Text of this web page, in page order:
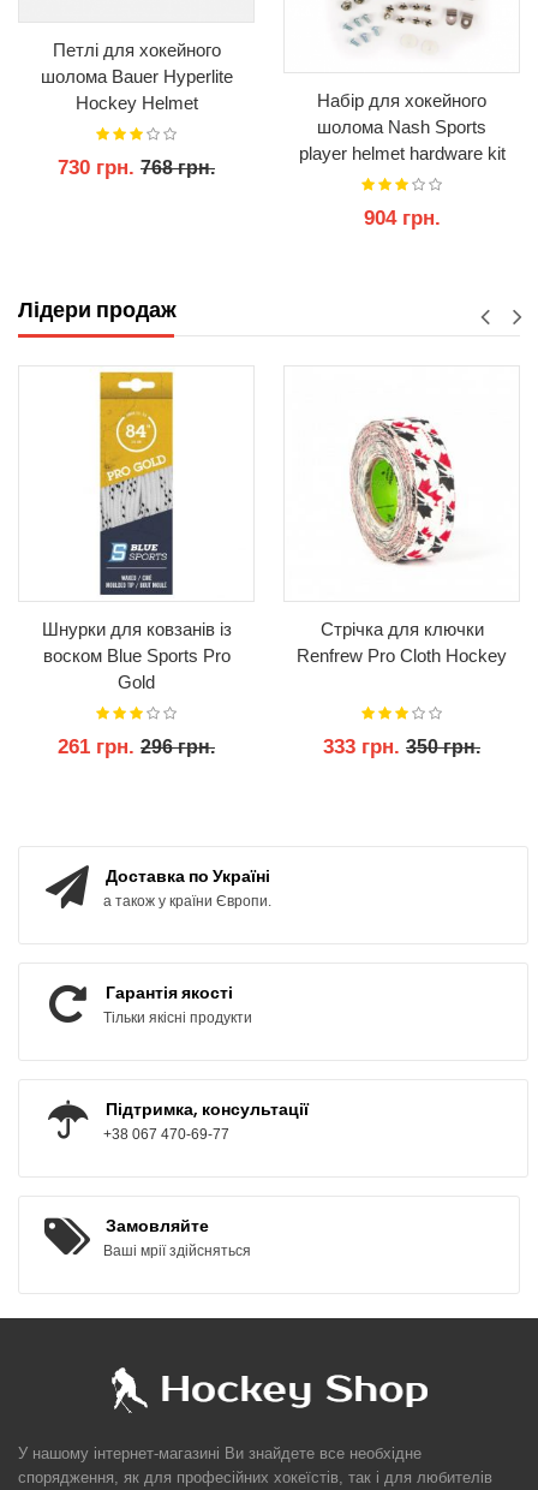
Петлі для хокейного
шолома Bauer Hyperlite
Hockey Helmet
Replacement Ear Loops |
Black White Slings Loop 2
730 грн. 768 грн.
Набір для хокейного
шолома Nash Sports
player helmet hardware kit
904 грн.
Лідери продаж
Шнурки для ковзанів із
воском Blue Sports Pro
Gold
261 грн. 296 грн.
Стрічка для ключки
Renfrew Pro Cloth Hockey
333 грн. 350 грн.
Доставка по Україні
а також у країни Європи.
Гарантія якості
Тільки якісні продукти
Підтримка, консультації
+38 067 470-69-77
Замовляйте
Ваші мрії здійсняться
У нашому інтернет-магазині Ви знайдете все необхідне
спорядження, як для професійних хокеїстів, так і для любителів